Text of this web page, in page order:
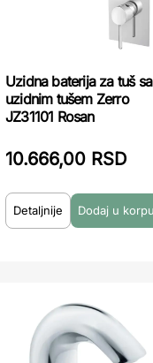
Uzidna baterija za tuš sa
uzidnim tušem Zerro
JZ31101 Rosan
10.666,00 RSD
Detaljnije